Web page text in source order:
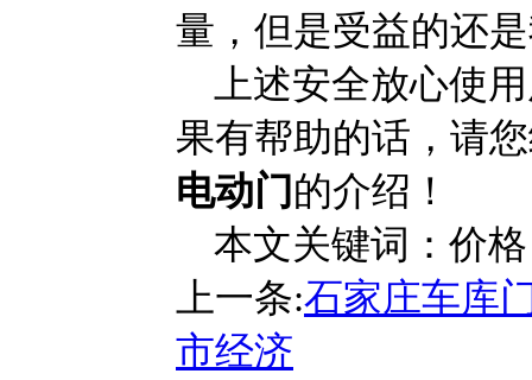
量，但是受益的还
上述安全放心使
果有帮助的话，请
电动门 的介绍！
本文关键词： 价
上一条:石家庄车库
市经济